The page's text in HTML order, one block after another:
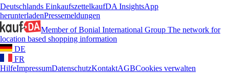
Deutschlands EinkaufszettelkaufDA InsightsApp
herunterladenPressemeldungen
Member of Bonial International Group The network for
location based shopping information
DE
FR
HilfeImpressumDatenschutzKontaktAGBCookies verwalten